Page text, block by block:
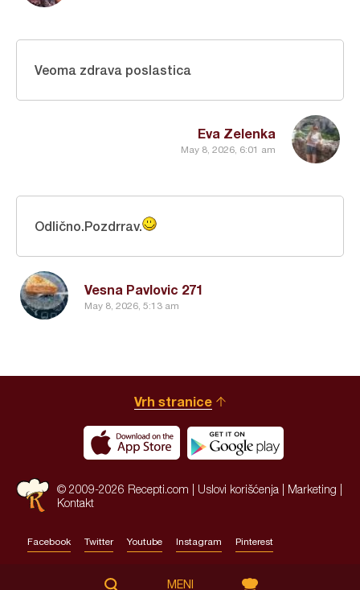
Eva Zelenka
May 8, 2026, 6:01 am
Veoma zdrava poslastica
Vesna Pavlovic 271
May 8, 2026, 5:13 am
Odlično.Pozdrrav.
Vrh stranice
© 2009-2026 Recepti.com | Uslovi korišćenja Marketing
Kontakt
Facebook Twitter Youtube Instagram Pinterest